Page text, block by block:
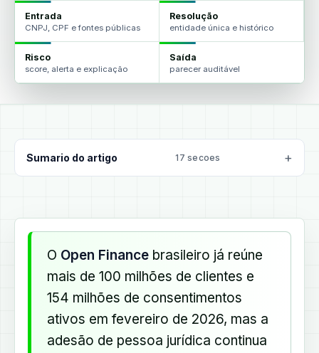
Entrada
CNPJ, CPF e fontes públicas
Resolução
entidade única e histórico
Risco
score, alerta e explicação
Saída
parecer auditável
Sumario do artigo 17 secoes
O Open Finance brasileiro já reúne
mais de 100 milhões de clientes e
154 milhões de consentimentos
ativos em fevereiro de 2026, mas a
adesão de pessoa jurídica continua